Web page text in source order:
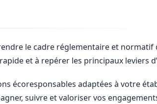
le cadre réglementaire et normatif
et à repérer les principaux leviers
écoresponsables adaptées à votre
suivre et valoriser vos